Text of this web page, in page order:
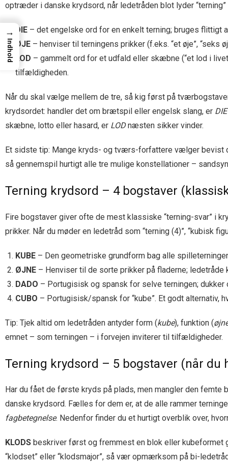
optræder i danske krydsord, når ledetråden blot lyder
DIE – det engelske ord for en enkelt terning; bruges flittigt
ØJE – henviser til terningens prikker (f.eks. “et øje”,
LOD – gammelt ord for et udfald eller skæbne (“et lod i
tilfældigheden.
Når du skal vælge mellem de tre, så kig først på
krydsordet: handler det om brætspil eller engelsk slang, er DIE
skæbne, lotto eller hasard, er LODnæsten sikker vinder.
Et sidste tip: Mange kryds- og tværs-forfattere vælger bevist
så gennemspil hurtigt alle tre mulige konstellationer –
Terning krydsord – 4 bogstaver
Fire bogstaver giver ofte de mest klassiske “terning-svar” i
prikker. Når du møder en ledetråd som “terning (4)”, “kubisk
KUBE – Den geometriske grundform bag alle
ØJNE – Henviser til de sorte prikker på fladerne; ledetråde
DADO – Portugisisk og spansk for selve terningen;
CUBO – Portugisisk/spansk for “kube”. Et godt alternativ,
Tip: Tjek altid om ledetråden antyder form (kube), funktion (
emnet – som terningen – i forvejen inviterer til tilfældigheder.
Terning krydsord – 5 bogstaver (når du
Har du fået de første kryds på plads, men mangler den
danske krydsord. Fælles for dem er, at de alle rammer
fagbetegnelse. Nedenfor finder du et hurtigt overblik over,
KLODS beskriver først og fremmest en blok eller kubeformet
“klodset” eller “klodsmajor”, så vær opmærksom på bi-
→
Indhold